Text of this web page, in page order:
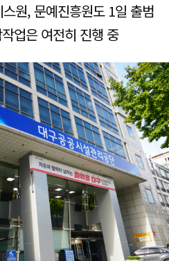
원, 문예진흥원도 1일 출범
업은 여전히 진행 중